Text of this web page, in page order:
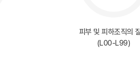
피부 및 피하조직의
(L00-L99)